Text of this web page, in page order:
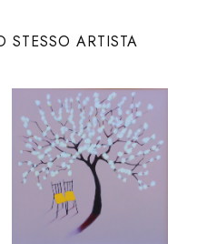
STESSO ARTISTA